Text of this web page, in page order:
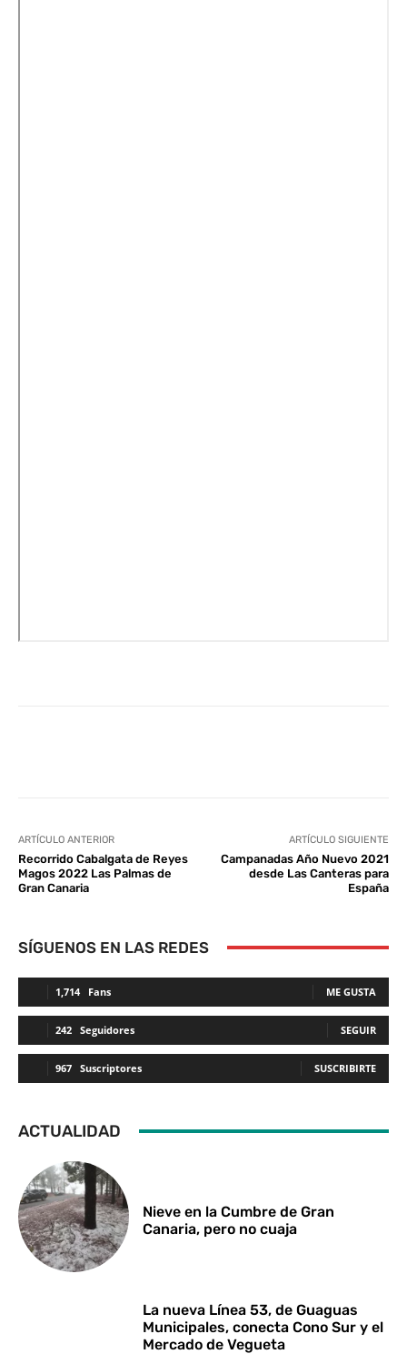
ARTÍCULO ANTERIOR
Recorrido Cabalgata de Reyes
Magos 2022 Las Palmas de
Gran Canaria
ARTÍCULO SIGUIENTE
Campanadas Año Nuevo 2021
desde Las Canteras para
España
SÍGUENOS EN LAS REDES
1,714 Fans ME GUSTA
242 Seguidores SEGUIR
967 Suscriptores SUSCRIBIRTE
ACTUALIDAD
Nieve en la Cumbre de Gran
Canaria, pero no cuaja
La nueva Línea 53, de Guaguas
Municipales, conecta Cono Sur y el
Mercado de Vegueta